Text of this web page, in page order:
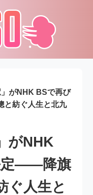
がNHK BSで再び
紡ぐ人生と北九
がNHK
定――降旗
ぐ人生と